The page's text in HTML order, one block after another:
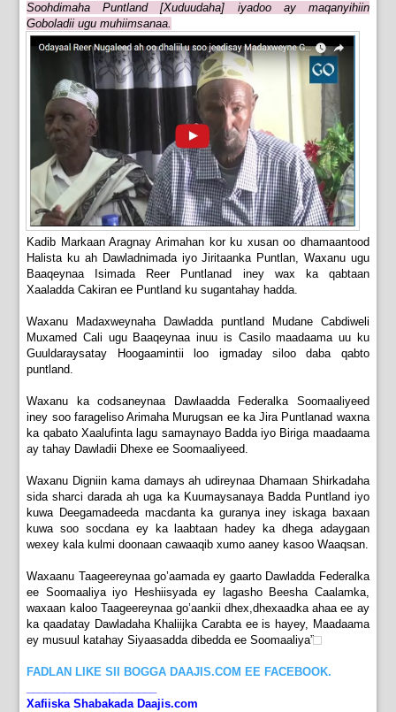
Soohdimaha Puntland [Xuduudaha] iyadoo ay maqanyihiin
Goboladii ugu muhiimsanaa.
Kadib Markaan Aragnay Arimahan kor ku xusan oo dhamaantood
Halista ku ah Dawladnimada iyo Jiritaanka Puntlan, Waxanu ugu
Baaqeynaa Isimada Reer Puntlanad iney wax ka qabtaan
Xaaladda Cakiran ee Puntland ku sugantahay hadda.
Waxanu Madaxweynaha Dawladda puntland Mudane Cabdiweli
Muxamed Cali ugu Baaqeynaa inuu is Casilo maadaama uu ku
Guuldaraysatay Hoogaamintii loo igmaday siloo daba qabto
puntland.
Waxanu ka codsaneynaa Dawlaadda Federalka Soomaaliyeed
iney soo farageliso Arimaha Murugsan ee ka Jira Puntlanad waxna
ka qabato Xaalufinta lagu samaynayo Badda iyo Biriga maadaama
ay tahay Dawladii Dhexe ee Soomaaliyeed.
Waxanu Digniin kama damays ah udireynaa Dhamaan Shirkadaha
sida sharci darada ah uga ka Kuumaysanaya Badda Puntland iyo
kuwa Deegamadeeda macdanta ka guranya iney iskaga baxaan
kuwa soo socdana ey ka laabtaan hadey ka dhega adaygaan
wexey kala kulmi doonaan cawaaqib xumo aaney kasoo Waaqsan.
Waxaanu Taageereynaa go’aamada ey gaarto Dawladda Federalka
ee Soomaaliya iyo Heshiisyada ey lagasho Beesha Caalamka,
waxaan kaloo Taageereynaa go’aankii dhex,dhexaadka ahaa ee ay
ka qaadatay Dawladaha Khaliijka Carabta ee is hayey, Maadaama
ey musuul katahay Siyaasadda dibedda ee Soomaaliya”
FADLAN LIKE SII BOGGA DAAJIS.COM EE FACEBOOK.
Xafiiska Shabakada Daajis.com